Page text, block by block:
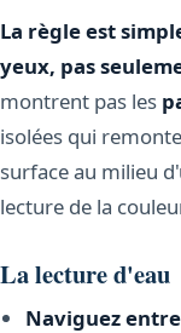
La règle est
yeux, pas
montrent pas les
isolées qui
surface au milieu
lecture de la
La lecture d'eau
Naviguez